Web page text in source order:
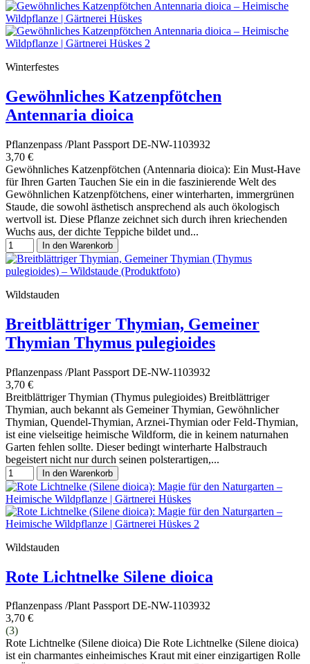
Winterfestes
Gewöhnliches Katzenpfötchen
Antennaria dioica
Pflanzenpass /Plant Passport DE-NW-1103932
3,70 €
Gewöhnliches Katzenpfötchen (Antennaria dioica): Ein Must-Have
für Ihren Garten Tauchen Sie ein in die faszinierende Welt des
Gewöhnlichen Katzenpfötchens, einer winterharten, immergrünen
Staude, die sowohl ästhetisch ansprechend als auch ökologisch
wertvoll ist. Diese Pflanze zeichnet sich durch ihren kriechenden
Wuchs aus, der dichte Teppiche bildet und...
In den Warenkorb
Wildstauden
Breitblättriger Thymian, Gemeiner
Thymian Thymus pulegioides
Pflanzenpass /Plant Passport DE-NW-1103932
3,70 €
Breitblättriger Thymian (Thymus pulegioides) Breitblättriger
Thymian, auch bekannt als Gemeiner Thymian, Gewöhnlicher
Thymian, Quendel-Thymian, Arznei-Thymian oder Feld-Thymian,
ist eine vielseitige heimische Wildform, die in keinem naturnahen
Garten fehlen sollte. Dieser bedingt winterharte Halbstrauch
begeistert nicht nur durch seinen polsterartigen,...
In den Warenkorb
Wildstauden
Rote Lichtnelke Silene dioica
Pflanzenpass /Plant Passport DE-NW-1103932
3,70 €
(3)
Rote Lichtnelke (Silene dioica) Die Rote Lichtnelke (Silene dioica)
ist ein charmantes einheimisches Kraut mit einer einzigartigen Rolle